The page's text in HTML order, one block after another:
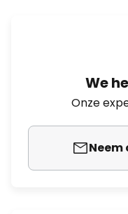
We
Onze